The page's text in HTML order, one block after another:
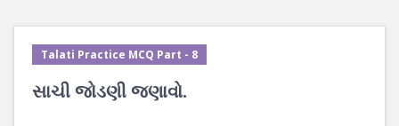
Talati Practice MCQ Part - 8
સાચી જોડણી જણાવો.